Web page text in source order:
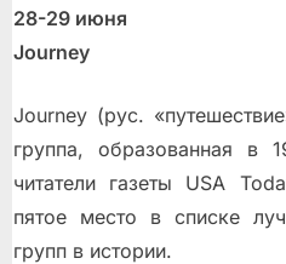
28-29 июня
Journey
Journey (рус.
группа, образованная в
читатели газеты USA
пятое место в списке
групп в истории.